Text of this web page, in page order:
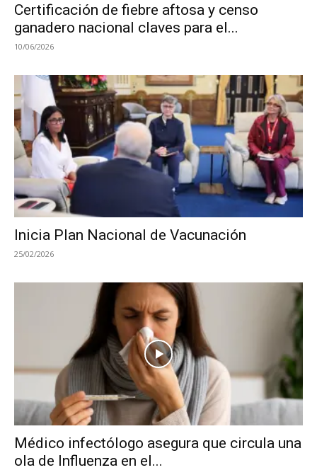
Certificación de fiebre aftosa y censo
ganadero nacional claves para el...
10/06/2026
Inicia Plan Nacional de Vacunación
25/02/2026
Médico infectólogo asegura que circula una
ola de Influenza en el...